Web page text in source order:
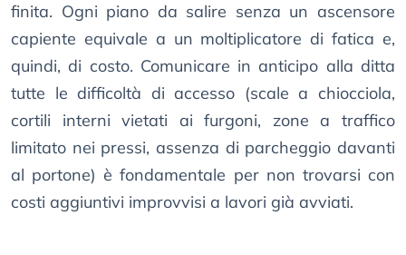
finita. Ogni piano da salire senza un ascensore
capiente equivale a un moltiplicatore di fatica e,
quindi, di costo. Comunicare in anticipo alla ditta
tutte le difficoltà di accesso (scale a chiocciola,
cortili interni vietati ai furgoni, zone a traffico
limitato nei pressi, assenza di parcheggio davanti
al portone) è fondamentale per non trovarsi con
costi aggiuntivi improvvisi a lavori già avviati.